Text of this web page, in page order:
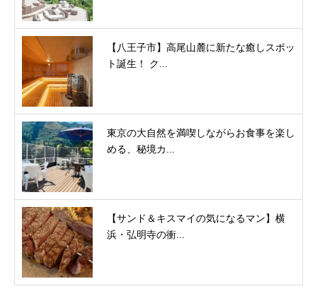
【八王子市】高尾山麓に新たな癒しスポッ
ト誕生！ ク...
東京の大自然を満喫しながらお食事を楽し
める、秘境カ...
【サンド＆キスマイの気になるマン】横
浜・弘明寺の衝...